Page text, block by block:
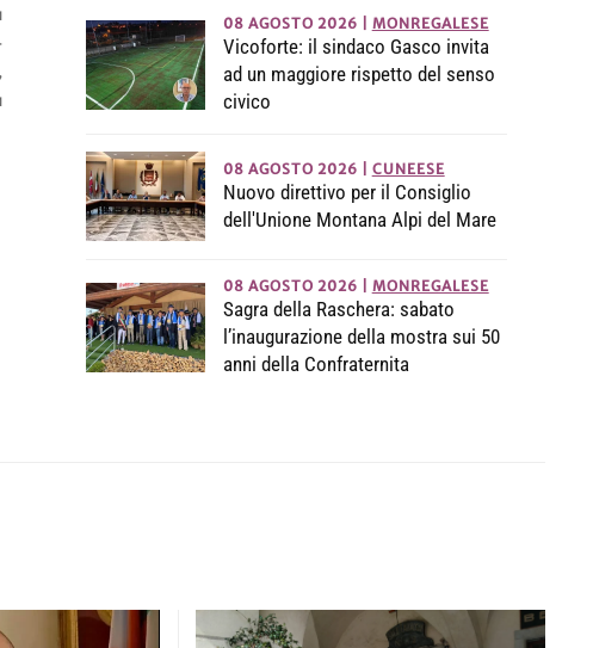
08 AGOSTO 2026 MONREGALESE
Vicoforte: il sindaco Gasco invita
ad un maggiore rispetto del senso
civico
08 AGOSTO 2026 CUNEESE
Nuovo direttivo per il Consiglio
dell'Unione Montana Alpi del Mare
08 AGOSTO 2026 MONREGALESE
Sagra della Raschera: sabato
l’inaugurazione della mostra sui 50
anni della Confraternita